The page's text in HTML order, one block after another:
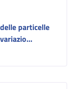
particelle